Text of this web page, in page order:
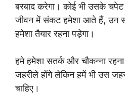
बरबाद करेगा। कोई भी उसके
जीवन में संकट हमेशा आते हैं, उन
हमेशा तैयार रहना पड़ेगा।
हमे हमेशा सतर्क और चौकन्ना
जहरीले होंगे लेकिन हमें भी उस
चाहिए।